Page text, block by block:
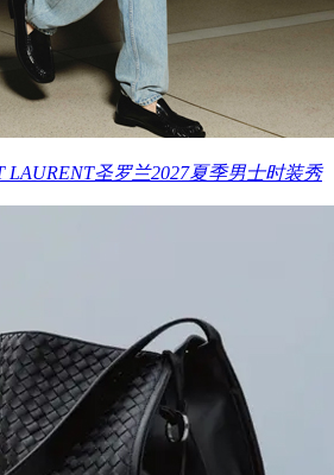
LAURENT圣罗兰2027夏季男士时装秀